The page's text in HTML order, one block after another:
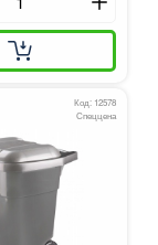
Код: 12578
Спеццена